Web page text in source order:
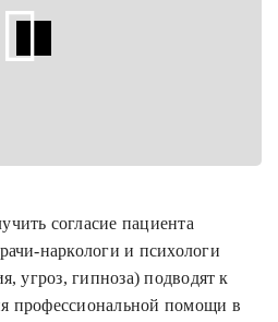
согласие пациента
наркологи и психологи
угроз, гипноза) подводят к
профессиональной помощи в